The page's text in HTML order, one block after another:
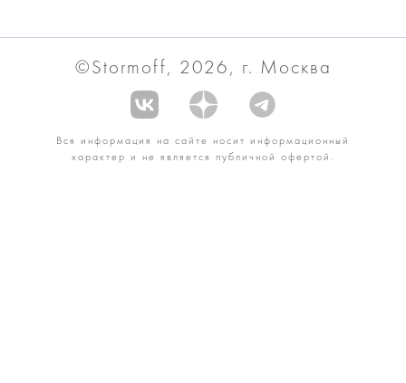
©Stormoff, 2026, г. Москва
Вся информация на сайте носит информационный
характер и не является публичной офертой.